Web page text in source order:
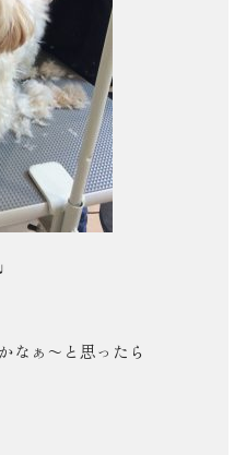
なぁ〜と思ったら